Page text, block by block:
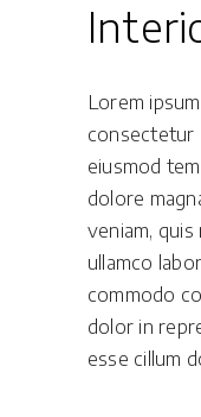
Lorem
consectetur
eiusmod
dolore
veniam,
ullamco
commodo
dolor in
esse cillum